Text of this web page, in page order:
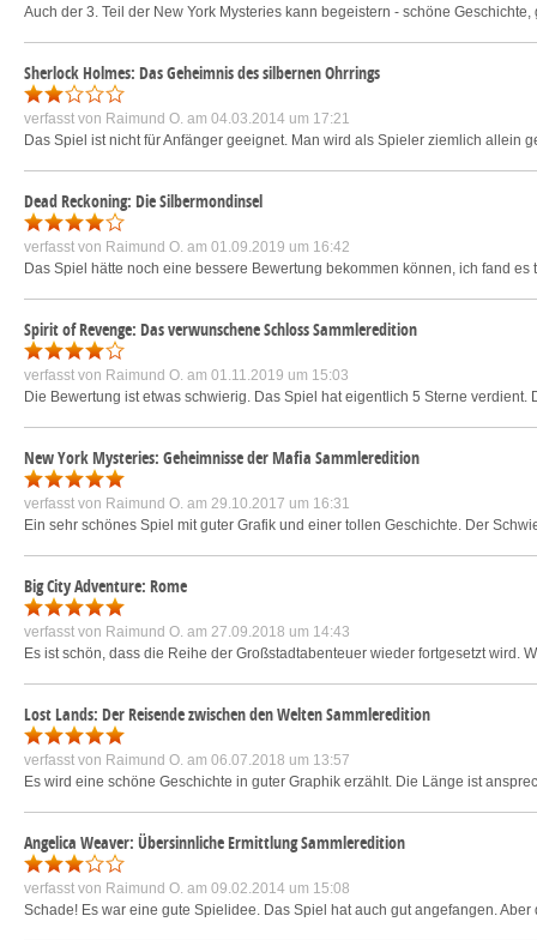
Auch der 3. Teil der New York Mysteries kann begeistern - schöne
Sherlock Holmes: Das Geheimnis des silbernen Ohrrings
verfasst von Raimund O. am 04.03.2014 um 17:21
Das Spiel ist nicht für Anfänger geeignet. Man wird als Spieler ziemlich allein
Dead Reckoning: Die Silbermondinsel
verfasst von Raimund O. am 01.09.2019 um 16:42
Das Spiel hätte noch eine bessere Bewertung bekommen können, ich fand
Spirit of Revenge: Das verwunschene Schloss Sammleredition
verfasst von Raimund O. am 01.11.2019 um 15:03
Die Bewertung ist etwas schwierig. Das Spiel hat eigentlich 5 Sterne
New York Mysteries: Geheimnisse der Mafia Sammleredition
verfasst von Raimund O. am 29.10.2017 um 16:31
Ein sehr schönes Spiel mit guter Grafik und einer tollen Geschichte. Der
Big City Adventure: Rome
verfasst von Raimund O. am 27.09.2018 um 14:43
Es ist schön, dass die Reihe der Großstadtabenteuer wieder fortgesetzt wird.
Lost Lands: Der Reisende zwischen den Welten Sammleredition
verfasst von Raimund O. am 06.07.2018 um 13:57
Es wird eine schöne Geschichte in guter Graphik erzählt. Die Länge ist
Angelica Weaver: Übersinnliche Ermittlung Sammleredition
verfasst von Raimund O. am 09.02.2014 um 15:08
Schade! Es war eine gute Spielidee. Das Spiel hat auch gut angefangen.